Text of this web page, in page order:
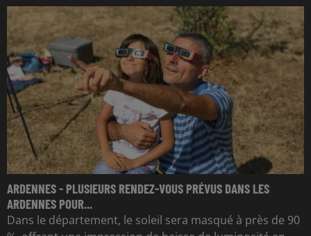
ARDENNES - PLUSIEURS RENDEZ-VOUS PRÉVUS DANS LES
ARDENNES POUR...
Dans le département, le soleil sera masqué à près de 90